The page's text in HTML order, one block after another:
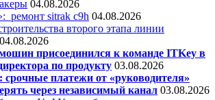
04.08.2026
ремонт sitrak c9h 04.08.2026
второго этапа линии
04.08.2026
присоединился к команде ITKey в
по продукту 03.08.2026
платежи от «руководителя»
через независимый канал 03.08.2026